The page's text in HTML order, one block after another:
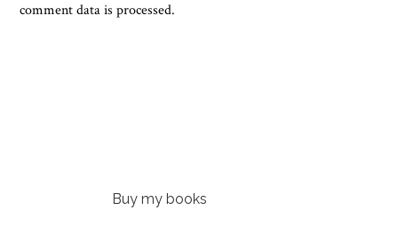
comment data is processed.
Buy my books